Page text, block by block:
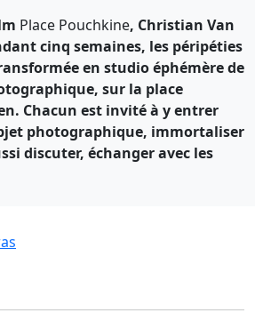
Place Pouchkine, Christian Van
cinq semaines, les péripéties
en studio éphémère de
sur la place
Chacun est invité à y entrer
photographique, immortaliser
discuter, échanger avec les